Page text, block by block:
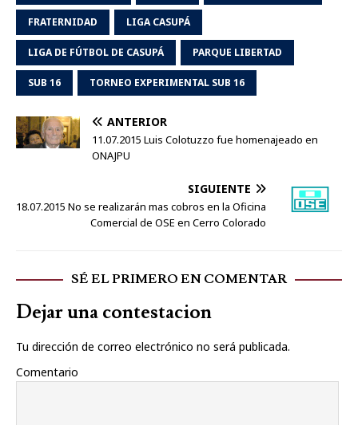
FRATERNIDAD LIGA CASUPÁ
LIGA DE FÚTBOL DE CASUPÁ PARQUE LIBERTAD
SUB 16 TORNEO EXPERIMENTAL SUB 16
ANTERIOR
11.07.2015 Luis Colotuzzo fue homenajeado en
ONAJPU
SIGUIENTE
18.07.2015 No se realizarán mas cobros en la Oficina
Comercial de OSE en Cerro Colorado
SÉ EL PRIMERO EN COMENTAR
Dejar una contestacion
Tu dirección de correo electrónico no será publicada.
Comentario